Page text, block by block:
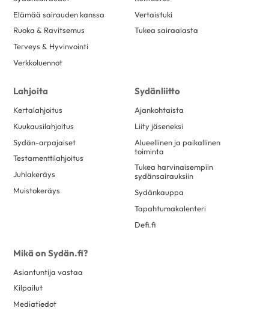
Elämää sairauden kanssa
Ruoka & Ravitsemus
Terveys & Hyvinvointi
Verkkoluennot
Vertaistuki
Tukea sairaalasta
Lahjoita
Kertalahjoitus
Kuukausilahjoitus
Sydän-arpajaiset
Testamenttilahjoitus
Juhlakeräys
Muistokeräys
Sydänliitto
Ajankohtaista
Liity jäseneksi
Alueellinen ja paikallinen
toiminta
Tukea harvinaisempiin
sydänsairauksiin
Sydänkauppa
Tapahtumakalenteri
Defi.fi
Mikä on Sydän.fi?
Asiantuntija vastaa
Kilpailut
Mediatiedot